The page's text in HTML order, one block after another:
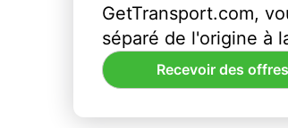
GetTransport.com,
séparé de l'origine à
Recevoir des offres